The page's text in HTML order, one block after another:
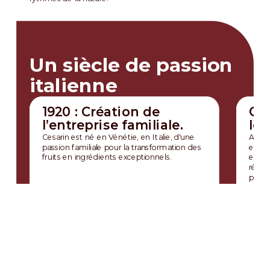
Un siècle de passion
italienne
1920 : Création de
l’entreprise familiale.
Cesarin est né en Vénétie, en Italie, d'une
passion familiale pour la transformation des
fruits en ingrédients exceptionnels.
Au fil